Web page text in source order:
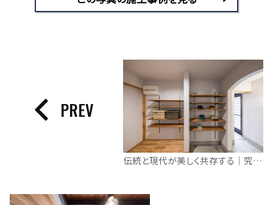
伝統と現代が美しく共存する｜究極の和モダン空間
PREV